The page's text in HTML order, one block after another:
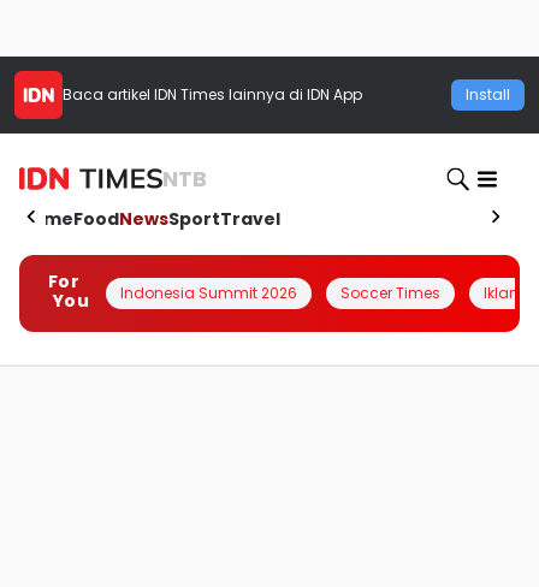
Baca artikel IDN Times lainnya di IDN App Install
NTB
HomeFoodNewsSportTravel
For
You
Indonesia Summit 2026 Soccer Times Iklanin